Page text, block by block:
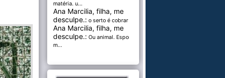
matéria. u...
Ana Marcilia, filha, me
desculpe.: o serto é cobrar pel...
Ana Marcilia, filha, me
desculpe.: Ou animal. Esponja
m...